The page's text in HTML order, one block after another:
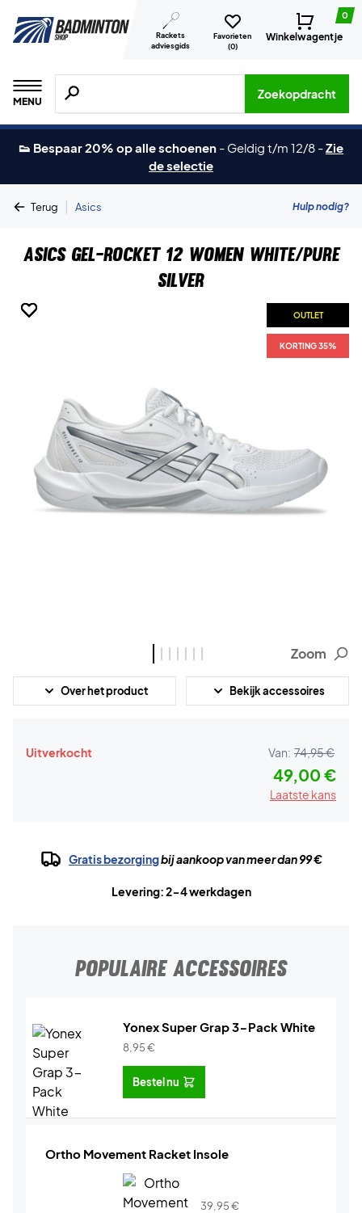
Rackets
adviesgids
Favorieten
(0)
0
Winkelwagentje
MENU
Zoeken naar producten, merken etc.
Zoekopdracht
👟 Bespaar 20% op alle schoenen - Geldig t/m 12/8 -Zie
de selectie
Terug | Asics Hulp nodig?
Asics Gel-Rocket 12 Women White/Pure
Silver
OUTLET
KORTING 35%
OUTLET
KORTING 35%
OUTLET
KORTING 35%
OUTLET
KORTING 35%
OUTLET
KORTING 35%
OUTLET
KORTING 35%
OUTLET
KORTING 35%
Zoom
Over het product Bekijk accessoires
Uitverkocht Van: 74,95 €
49,00 €
Laatste kans
Gratis bezorgingbij aankoop van meer dan 99 €
Levering: 2-4 werkdagen
POPULAIRE ACCESSOIRES
Yonex Super Grap 3-Pack White
8,95€
Bestel nu
Ortho Movement Racket Insole
39,95€